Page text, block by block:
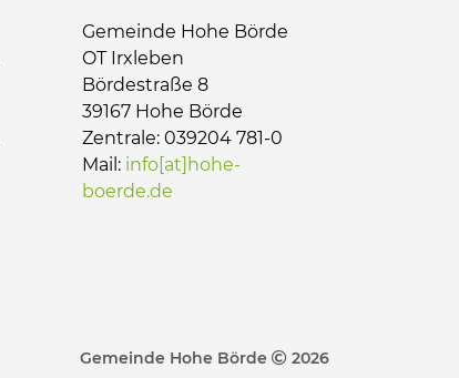
Gemeinde Hohe Börde
OT Irxleben
Bördestraße 8
39167 Hohe Börde
Zentrale: 039204 781-0
Mail: info[at]hohe-
boerde.de
Gemeinde Hohe Börde 2026